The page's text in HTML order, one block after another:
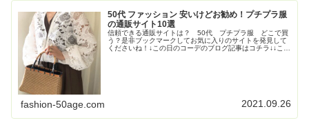
50代 ファッション 安いけどお勧め！プチプラ服
の通販サイト10選
信頼できる通販サイトは？ 50代 プチプラ服 どこで買
う？是非ブックマークしてお気に入りのサイトを発見して
くださいね！↓この日のコーデのブログ記事はコチラ↓↓この
fashion-50age.com 2021.09.26